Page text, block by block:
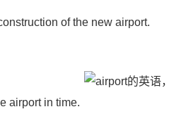
of the new airport.
airport in time.